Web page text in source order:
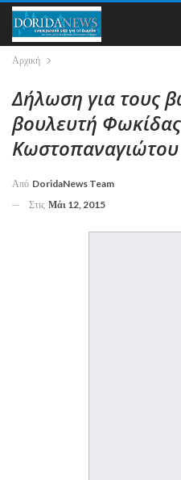
Αρχική
Δήλωση για τους
βουλευτή
Κωστοπαναγιώτου
Από DoridaNews Team
Στις Μάι 12, 2015